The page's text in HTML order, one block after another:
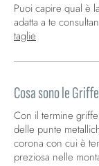
Puoi capire qual è
adatta a te
taglie
Cosa sono le
Con il termine
delle punte
corona con cui è
preziosa nelle